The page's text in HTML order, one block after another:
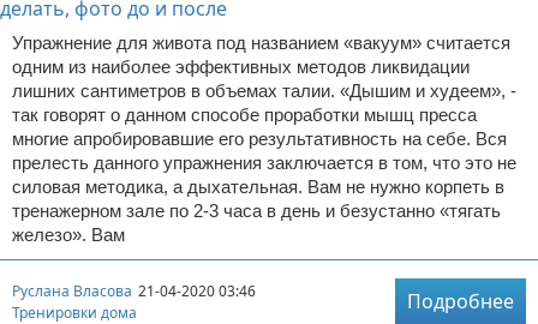
Упражнение для живота под названием «вакуум» считается
одним из наиболее эффективных методов ликвидации
лишних сантиметров в объемах талии. «Дышим и худеем», -
так говорят о данном способе проработки мышц пресса
многие апробировавшие его результативность на себе. Вся
прелесть данного упражнения заключается в том, что это не
силовая методика, а дыхательная. Вам не нужно корпеть в
тренажерном зале по 2-3 часа в день и безустанно «тягать
железо». Вам
Руслана Власова 21-04-2020 03:46
Тренировки дома
Подробнее